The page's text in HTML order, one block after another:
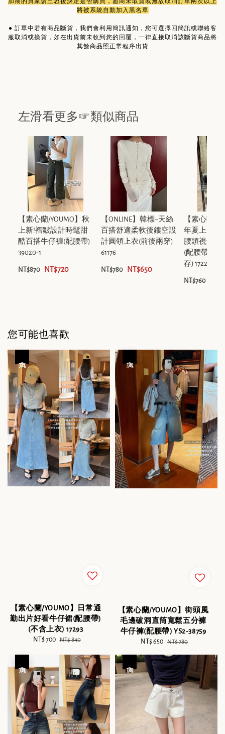
將被系統自動加入黑名單
● 訂單中若有商品斷貨，我們會利用簡訊通知，您可選擇回簡訊或聯絡客
服取消或換貨，如在出貨前未收到您的回覆，一律直接取消該斷貨商品將
其餘商品照正常程序出貨
左滑看更多☞類似商品
【素心蘭/YOUMO】秋
上新!褶皺設計時髦甜
酷百搭牛仔褲(配腰帶)
39020-1
NT$870 NT$720
【ONLINE】韓標~天絲
百搭舒適柔軟後鏤空設
計圓領上衣(前後兩穿)
61176
NT$780 NT$650
【素心蘭/
年夏上新特
腰頭視覺顯
(配腰帶)(溫
存) 17221
NT$760
您可能也喜歡
【素心蘭/YOUMO】日常通
勤出片好看牛仔裙(配腰帶)
(不含上衣) 17293
Sale
NT$ 700 Regular
NT$ 840
【素心蘭/YOUMO】街頭風
毛邊破洞直筒寬鬆五分褲
牛仔褲(配腰帶) YS2-38759
Sale
NT$ 650 Regular
NT$ 780